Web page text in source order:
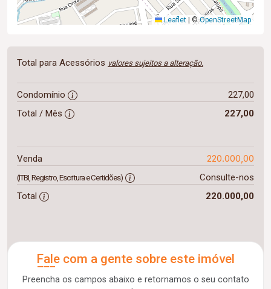
Leaflet | ©OpenStreetMap
Total para Acessórios valores sujeitos a alteração.
Condomínio
227,00
Total / Mês
227,00
Venda 220.000,00
(ITBI, Registro, Escritura e Certidões)
Consulte-nos
Total
220.000,00
Fale com a gente sobre este imóvel
Preencha os campos abaixo e retornamos o seu contato